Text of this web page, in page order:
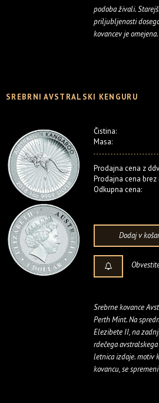
podoba živali.
priljubljenosti
kovancev je omejena.
SREBRNI AVSTRALSKI KENGURU
Čistina:
Masa:
Prodajna cena z
Prodajna cena brez
Odkupna cena:
Dodaj v
Srebrne kovance
Perth Mint. Na
Elezibete II, na
rdečega
letnica izdaje. motiv
kovancu, se